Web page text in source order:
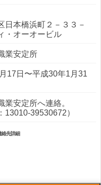
日本橋浜町２－３３－
・オーオービル
業安定所
17日〜平成30年1月31
業安定所へ連絡。
13010-39530672）
絡先詳細